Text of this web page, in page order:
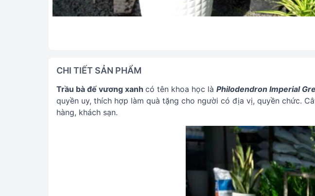
CHI TIẾT SẢN PHẨM
Trầu bà đế vương xanh có tên khoa học là Philodendron Imperial
quyền uy, thích hợp làm quà tặng cho người có địa vị, quyền chức.
hàng, khách sạn.